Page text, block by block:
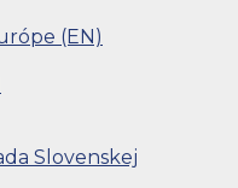
(EN)
Slovenskej